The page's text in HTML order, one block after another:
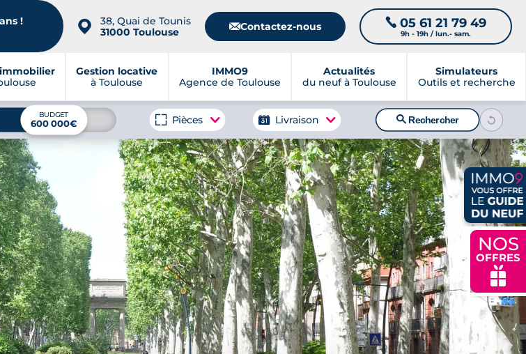
!
📍
38, Quai de Tounis
31000 Toulouse
📧Contactez-nous 📞 05 61 21 79 49
9h - 19h / lun.- sam.
Gestion locative
à Toulouse
IMMO9
Agence de Toulouse
Actualités
du neuf à Toulouse
Simulateurs
Outils et recherche
NOS
OFFRES
🎁
BUDGET
600 000€ Pièces Livraison 🔍Rechercher